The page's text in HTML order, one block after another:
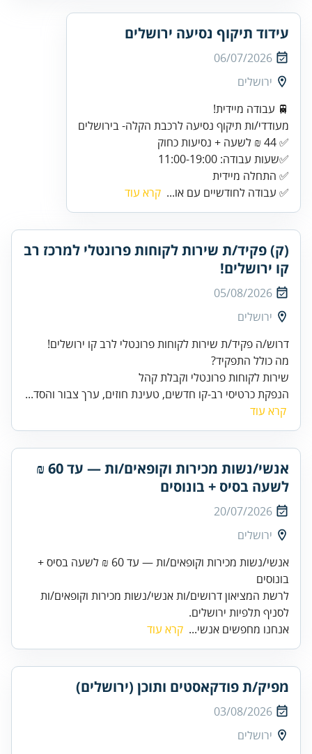
עידוד תיקוף נסיעה ירושלים
06/07/2026
ירושלים
מעודדי/ות תיקוף נסיעה לרכבת הקלה- בירושלים
✅ התחלה מיידית
✅ עבודה לחודשיים עם או... קרא עוד
(ק) פקיד/ת שירות לקוחות פרונטלי למרכז רב
קו ירושלים!
05/08/2026
ירושלים
שירות לקוחות פרונטלי וקבלת קהל
הנפקת כרטיסי רב-קו חדשים, טעינת חוזים, ערך צבור והסד...
קרא עוד
אנשי/נשות מכירות וקופאים/ות — עד 60 ₪
לשעה בסיס + בונוסים
20/07/2026
ירושלים
אנשי/נשות מכירות וקופאים/ות — עד 60 ₪ לשעה בסיס +
בונוסים
לרשת המציאון דרושים/ות אנשי/נשות מכירות וקופאים/ות
לסניף תלפיות ירושלים.
אנחנו מחפשים אנשי... קרא עוד
מפיק/ת פודקאסטים ותוכן (ירושלים)
03/08/2026
ירושלים